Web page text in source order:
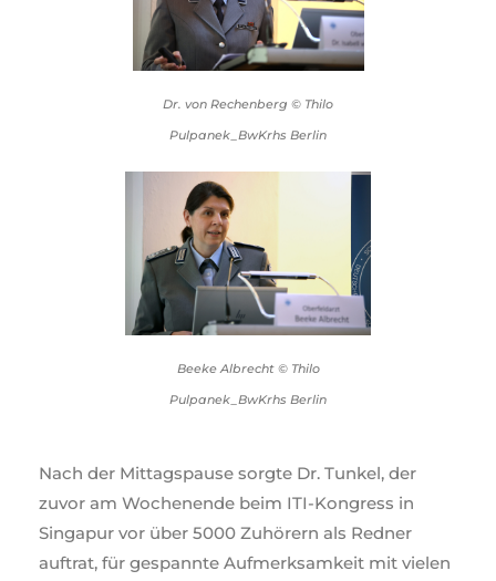
Dr. von Rechenberg © Thilo
Pulpanek_BwKrhs Berlin
Beeke Albrecht © Thilo
Pulpanek_BwKrhs Berlin
Nach der Mittagspause sorgte Dr. Tunkel, der
zuvor am Wochenende beim ITI-Kongress in
Singapur vor über 5000 Zuhörern als Redner
auftrat, für gespannte Aufmerksamkeit mit vielen